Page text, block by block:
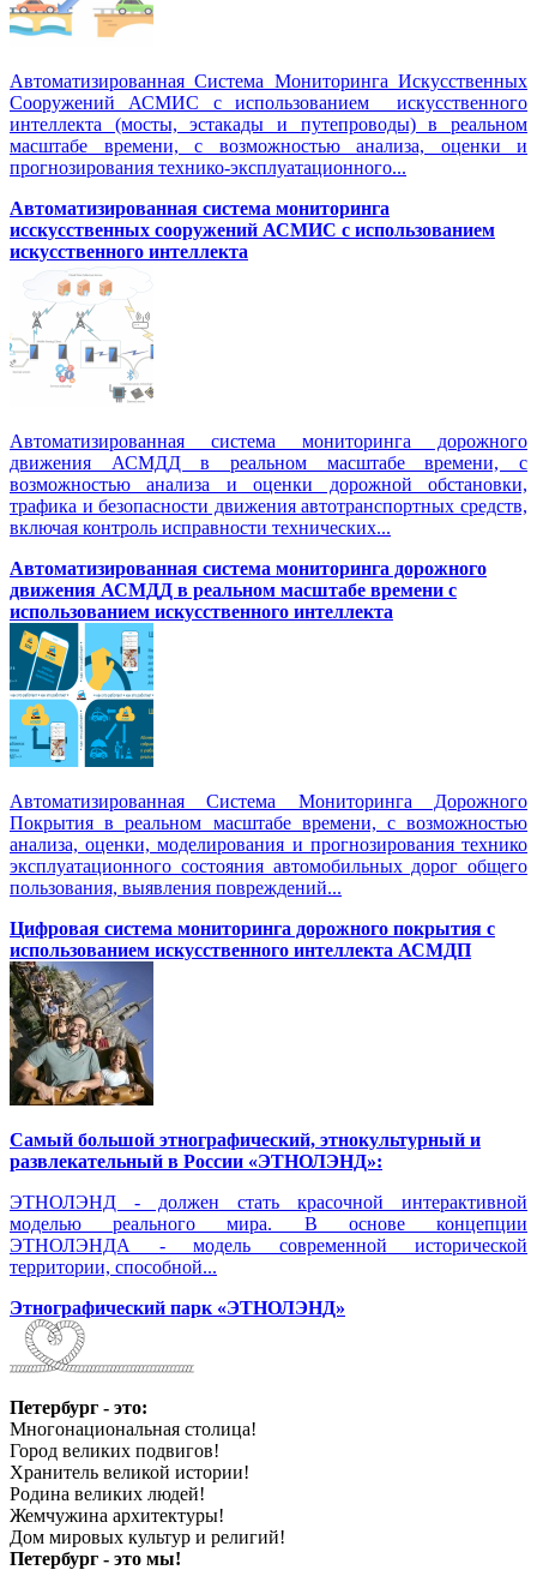
Автоматизированная Система Мониторинга Искусственных
Сооружений АСМИС с использованием искусственного
интеллекта (мосты, эстакады и путепроводы) в реальном
масштабе времени, с возможностью анализа, оценки и
прогнозирования технико-эксплуатационного...
Автоматизированная система мониторинга
исскусственных сооружений АСМИС с использованием
искусственного интеллекта
Автоматизированная система мониторинга дорожного
движения АСМДД в реальном масштабе времени, с
возможностью анализа и оценки дорожной обстановки,
трафика и безопасности движения автотранспортных средств,
включая контроль исправности технических...
Автоматизированная cистема мониторинга дорожного
движения АСМДД в реальном масштабе времени с
использованием искусственного интеллекта
Автоматизированная Система Мониторинга Дорожного
Покрытия в реальном масштабе времени, с возможностью
анализа, оценки, моделирования и прогнозирования технико
эксплуатационного состояния автомобильных дорог общего
пользования, выявления повреждений...
Цифровая система мониторинга дорожного покрытия с
использованием искусственного интеллекта АСМДП
Самый большой этнографический, этнокультурный и
развлекательный в России «ЭТНОЛЭНД»:
ЭТНОЛЭНД - должен стать красочной интерактивной
моделью реального мира. В основе концепции
ЭТНОЛЭНДА - модель современной исторической
территории, способной...
Этнографический парк «ЭТНОЛЭНД»
Петербург - это:
Многонациональная столица!
Город великих подвигов!
Хранитель великой истории!
Родина великих людей!
Жемчужина архитектуры!
Дом мировых культур и религий!
Петербург - это мы!